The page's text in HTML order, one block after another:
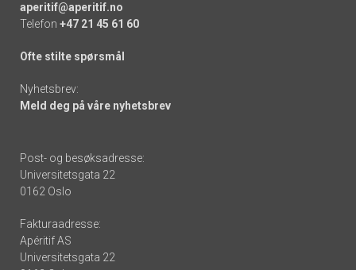
aperitif@aperitif.no
Telefon +47 21 45 61 60
Ofte stilte spørsmål
Nyhetsbrev:
Meld deg på våre nyhetsbrev
Post- og besøksadresse:
Universitetsgata 22
0162 Oslo
Fakturaadresse:
Apéritif AS
Universitetsgata 22